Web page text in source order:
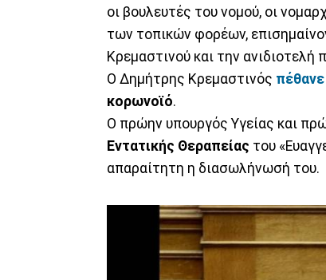
οι βουλευτές του νομού, οι
των τοπικών φορέων,
Κρεμαστινού και την
Ο Δημήτρης Κρεμαστινός
κορωνοϊό.
Ο πρώην υπουργός Υγείας και
Εντατικής Θεραπείας του
απαραίτητη η διασωλήνωσή του.